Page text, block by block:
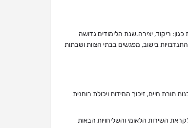
ריקוד, יצירה.שנת הלימודים גדושה
בישוב, מפגשים בבתי הצוות ושבתות
תורת חיים, זיכוך המידות ויכולת רוחנית
השירות הלאומי והשליחויות הבאות